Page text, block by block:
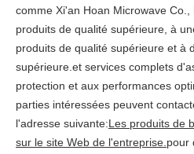
comme Xi'an Hoan Microwave
produits de qualité supérieure, à
produits de qualité supérieure et à
supérieure.et services complets
protection et aux performances
parties intéressées peuvent
l'adresse suivante:Les produits de
sur le site Web de l'entreprise. pour